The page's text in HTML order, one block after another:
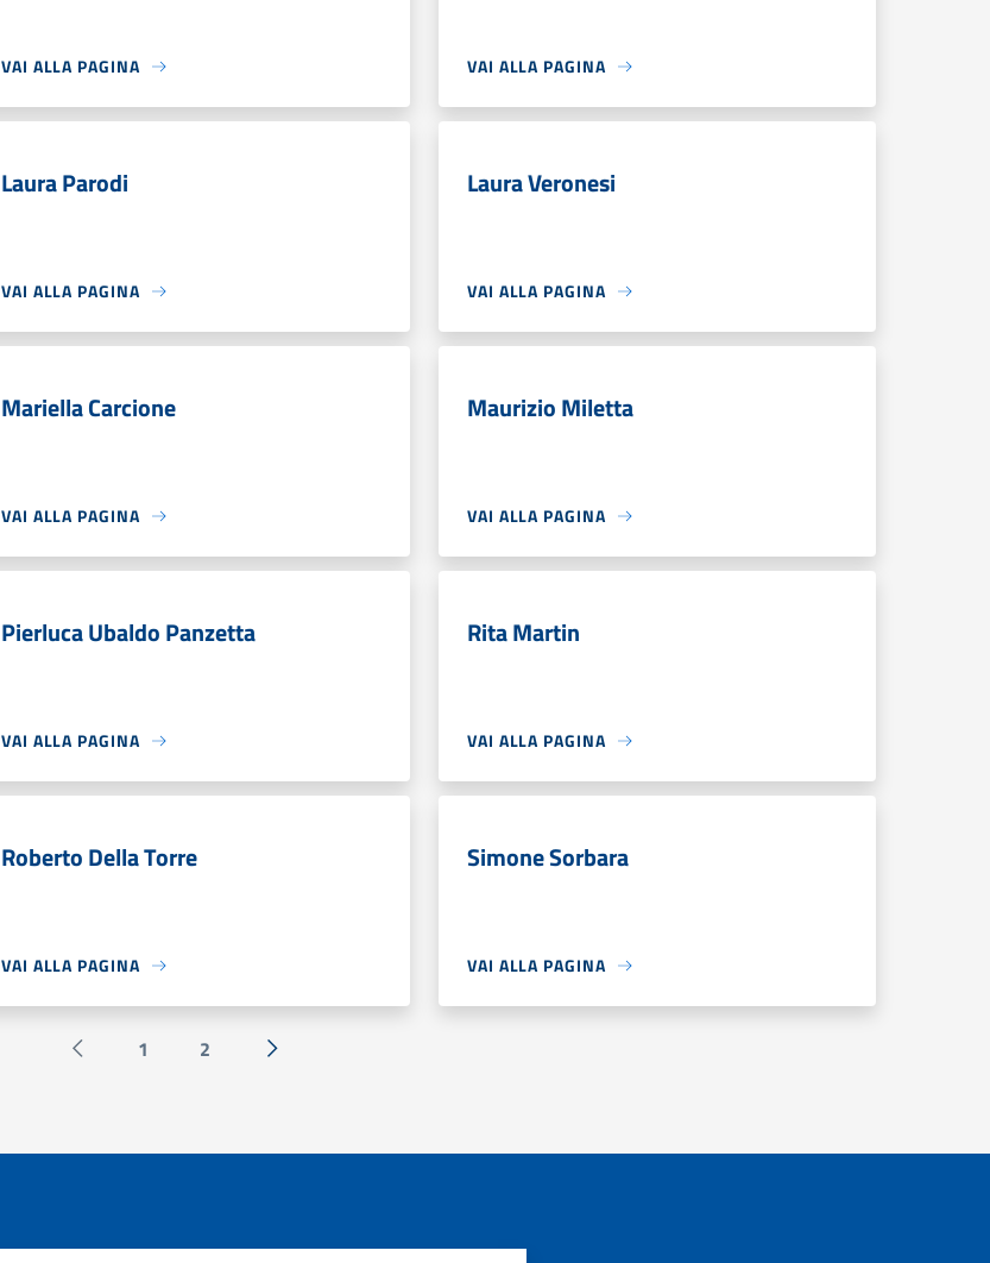
VAI ALLA PAGINA VAI ALLA PAGINA
Laura Parodi
VAI ALLA PAGINA
Laura Veronesi
VAI ALLA PAGINA
Mariella Carcione
VAI ALLA PAGINA
Maurizio Miletta
VAI ALLA PAGINA
Pierluca Ubaldo Panzetta
VAI ALLA PAGINA
Rita Martin
VAI ALLA PAGINA
Roberto Della Torre
VAI ALLA PAGINA
Simone Sorbara
VAI ALLA PAGINA
Pagina precedente
1 2
Successiva »